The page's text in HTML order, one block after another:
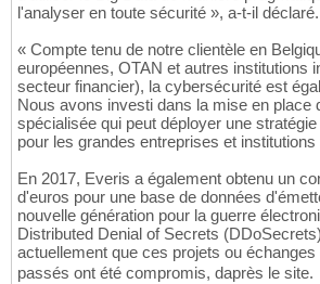
l'analyser en toute sécurité », a-t-il déclaré.
« Compte tenu de notre clientèle en
européennes, OTAN et autres institutions
secteur financier), la cybersécurité est
Nous avons investi dans la mise en place
spécialisée qui peut déployer une
pour les grandes entreprises et institutions
En 2017, Everis a également obtenu un
d'euros pour une base de données
nouvelle génération pour la guerre
Distributed Denial of Secrets
actuellement que ces projets ou
passés ont été compromis, daprès le site.